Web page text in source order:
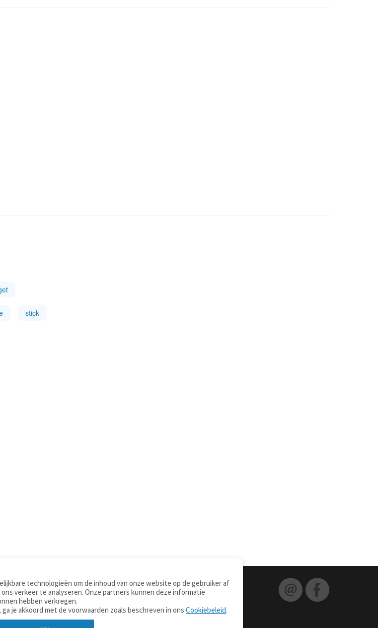
stick
WOORDENBOEKEN
Nederlands - Engels
Nederlands - Duits
Nederlands - Spaans
technologieën om de inhoud van onze website op de gebruiker af
verkeer te analyseren. Onze partners kunnen deze informatie
hebben verkregen.
je akkoord met de voorwaarden zoals beschreven in ons Cookiebeleid.